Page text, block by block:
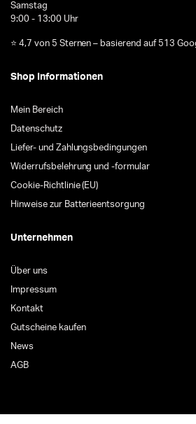
Samstag
9:00 - 13:00 Uhr
⭐ 4,7 von 5 Sternen – basierend auf 513
Shop Informationen
Mein Bereich
Datenschutz
Liefer- und Zahlungsbedingungen
Widerrufsbelehrung und -formular
Cookie-Richtlinie (EU)
Hinweise zur Batterieentsorgung
Unternehmen
Über uns
Impressum
Kontakt
Gutscheine kaufen
News
AGB